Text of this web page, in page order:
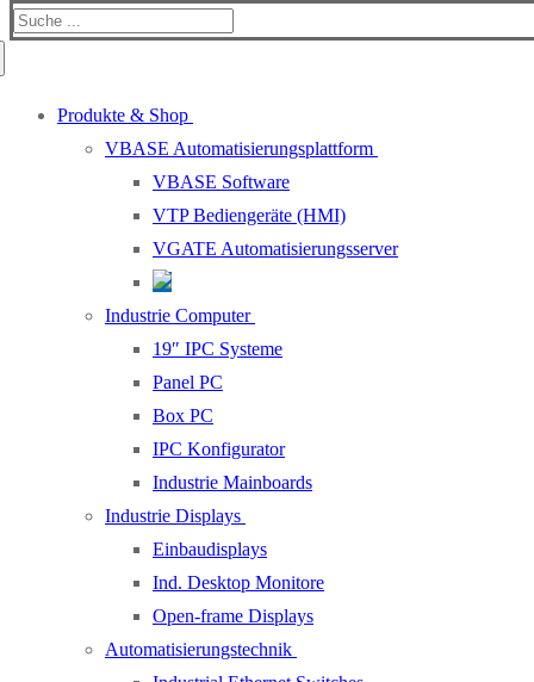
Produkte & Shop
VBASE Automatisierungsplattform
VBASE Software
VTP Bediengeräte (HMI)
VGATE Automatisierungsserver
Industrie Computer
19″ IPC Systeme
Panel PC
Box PC
IPC Konfigurator
Industrie Mainboards
Industrie Displays
Einbaudisplays
Ind. Desktop Monitore
Open-frame Displays
Automatisierungstechnik